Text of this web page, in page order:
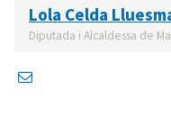
Lola Celda
Diputada i Alcaldessa de